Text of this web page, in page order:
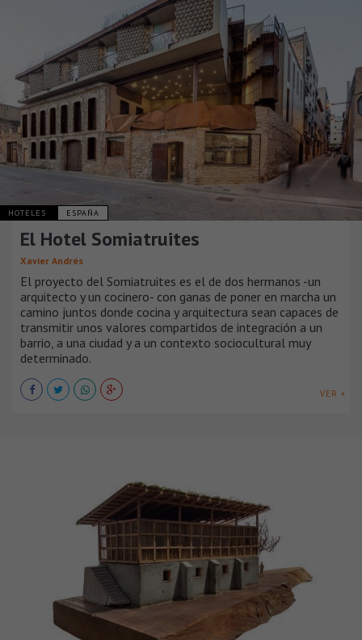
HOTELES ESPAÑA
El Hotel Somiatruites
Xavier Andrés
El proyecto del Somiatruites es el de dos hermanos -un
arquitecto y un cocinero- con ganas de poner en marcha un
camino juntos donde cocina y arquitectura sean capaces de
transmitir unos valores compartidos de integración a un
barrio, a una ciudad y a un contexto sociocultural muy
determinado.
VER +